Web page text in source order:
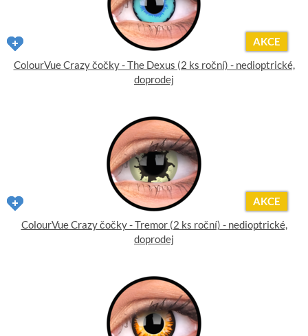
AKCE
ColourVue Crazy čočky - The Dexus (2 ks roční) - nedioptrické,
doprodej
AKCE
ColourVue Crazy čočky - Tremor (2 ks roční) - nedioptrické,
doprodej